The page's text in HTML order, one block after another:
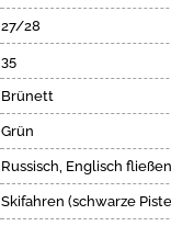
27/28
35
Brünett
Grün
Russisch, Englisch
Skifahren (schwarze